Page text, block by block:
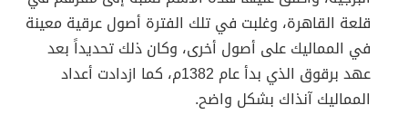
قلعة القاهرة، وغلبت في تلك الفترة أصول عرقية معينة
في المماليك على أصول أخرى، وكان ذلك تحديداً بعد
عهد برقوق الذي بدأ عام 1382م، كما ازدادت أعداد
المماليك آنذاك بشكل واضح.